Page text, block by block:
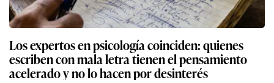
Los expertos en psicología coinciden: quienes
escriben con mala letra tienen el pensamiento
acelerado y no lo hacen por desinterés